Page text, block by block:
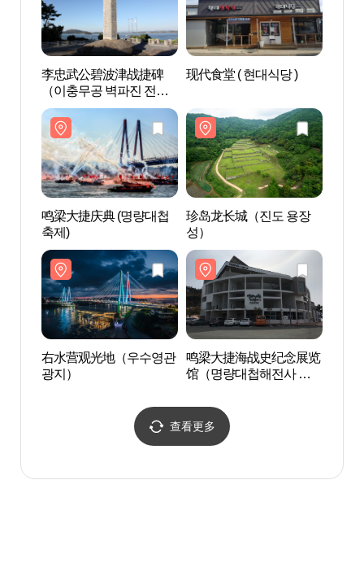
李忠武公碧波津战捷碑
（이충무공 벽파진 전첩
비）
现代食堂 ( 현대식당 )
鸣梁大捷庆典 (명량대첩
축제)
珍岛龙长城（진도 용장
성）
右水营观光地（우수영관
광지）
鸣梁大捷海战史纪念展览
馆（명량대첩해전사 기
查看更多